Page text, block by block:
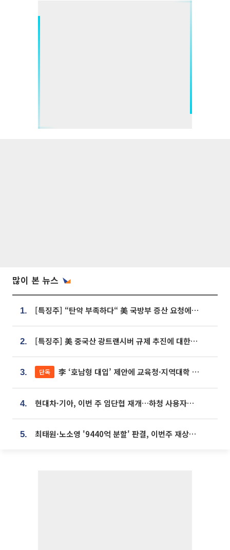
많이 본 뉴스
1. [특징주] “탄약 부족하다“ 美 국방부 증산 요청에⋯국내 방산주 급등세
2. [특징주] 美 중국산 광트랜시버 규제 추진에 대한광통신 등 광통신株 강세
3. 단독 李 ‘호남형 대입’ 제안에 교육청·지역대학 서·논술형 입시 연계 '착수'
4. 현대차·기아, 이번 주 임단협 재개…하청 사용자성 재심도 ‘변수’
5. 최태원·노소영 '9440억 분할' 판결, 이번주 재상고 여부 주목